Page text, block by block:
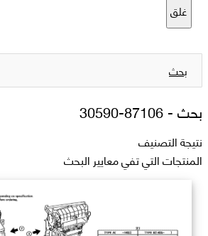
غلق
بحث
بحث -87106-30590
نتيجة التصنيف
المنتجات التي تفي معايير البحث